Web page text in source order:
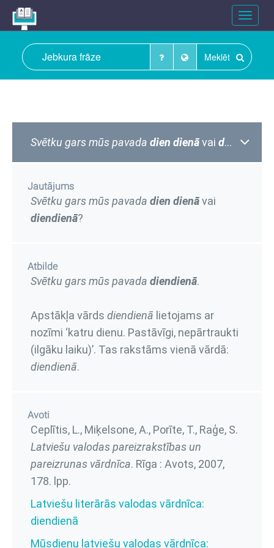
Toggle
Meklēt
Svētku gars mūs pavada dien dienāvai diendienā
Jautājums
Svētku gars mūs pavada dien dienāvai
diendienā?
Atbilde
Svētku gars mūs pavada diendienā.
Apstākļa vārds diendienā lietojams ar
nozīmi ‘katru dienu. Pastāvīgi, nepārtraukti
(ilgāku laiku)’. Tas rakstāms vienā vārdā:
diendienā.
Avoti
Ceplītis, L., Miķelsone, A., Porīte, T., Raģe, S.
Latviešu valodas pareizrakstības un
pareizrunas vārdnīca. Rīga : Avots, 2007,
178. lpp.
Latviešu literārās valodas vārdnīca:
diendienā
Mūsdienu latviešu valodas vārdnīca: